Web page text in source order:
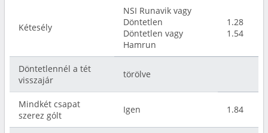
Kétesély
NSI Runavik vagy
Döntetlen
Döntetlen vagy
Hamrun
1.28
1.54
Döntetlennél a tét
visszajár
törölve
Mindkét csapat
szerez gólt
Igen 1.84